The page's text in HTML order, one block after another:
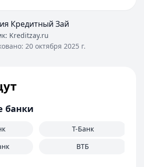
Кредитный Зай
Kreditzay.ru
20 октября 2025 г.
банки
Т-Банк
ВТБ